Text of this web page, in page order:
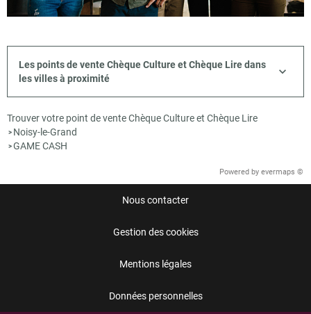
Les points de vente Chèque Culture et Chèque Lire dans
les villes à proximité
Trouver votre point de vente Chèque Culture et Chèque Lire
> Noisy-le-Grand
>GAME CASH
Powered by evermaps ©
Nous contacter
Gestion des cookies
Mentions légales
Données personnelles